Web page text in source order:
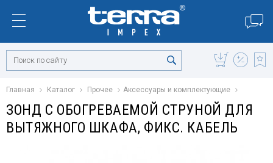
Главная Каталог Прочее Аксессуары и комплектующие
ЗОНД С ОБОГРЕВАЕМОЙ СТРУНОЙ ДЛЯ
ВЫТЯЖНОГО ШКАФА, ФИКС. КАБЕЛЬ